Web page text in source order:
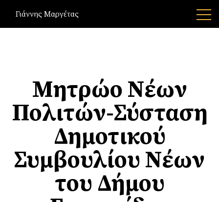
Γιάννης Μαργέτας
Μητρώο Νέων
Πολιτών-Σύσταση
Δημοτικού
Συμβουλίου Νέων
του Δήμου